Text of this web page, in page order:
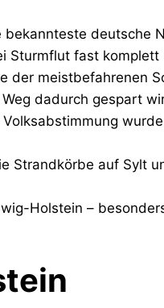
deutsche
Sturmflut fast
der meistbefahrenen
dadurch gespart
Strandkörbe auf Sylt
Holstein –